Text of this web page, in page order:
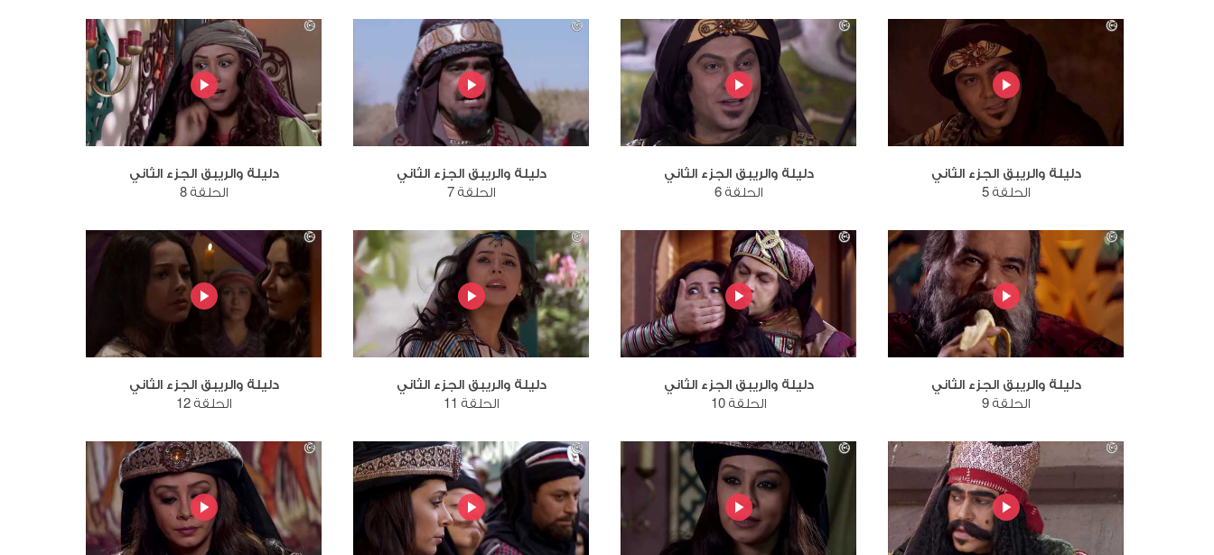
دليلة والريبق الجزء الثاني
الحلقة 5
دليلة والريبق الجزء الثاني
الحلقة 6
دليلة والريبق الجزء الثاني
الحلقة 7
دليلة والريبق الجزء الثاني
الحلقة 8
دليلة والريبق الجزء الثاني
الحلقة 9
دليلة والريبق الجزء الثاني
الحلقة 10
دليلة والريبق الجزء الثاني
الحلقة 11
دليلة والريبق الجزء الثاني
الحلقة 12